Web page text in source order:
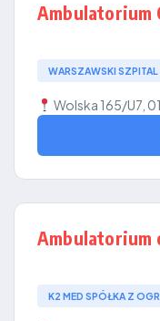
Ambulatorium
WARSZAWSKI
Wolska 165/U7,
Ambulatorium
K2 MED SPÓŁKA Z